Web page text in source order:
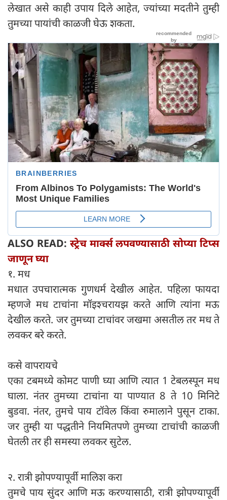
लेखात असे काही उपाय दिले आहेत, ज्यांच्या मदतीने तुम्ही
तुमच्या पायांची काळजी घेऊ शकता.
ALSO READ: स्ट्रेच मार्क्स लपवण्यासाठी सोप्या टिप्स
जाणून घ्या
१. मध
मधात उपचारात्मक गुणधर्म देखील आहेत. पहिला फायदा
म्हणजे मध टाचांना मॉइश्चरायझ करते आणि त्यांना मऊ
देखील करते. जर तुमच्या टाचांवर जखमा असतील तर मध ते
लवकर बरे करते.
कसे वापरायचे
एका टबमध्ये कोमट पाणी घ्या आणि त्यात 1 टेबलस्पून मध
घाला. नंतर तुमच्या टाचांना या पाण्यात 8 ते 10 मिनिटे
बुडवा. नंतर, तुमचे पाय टॉवेल किंवा रुमालाने पुसून टाका.
जर तुम्ही या पद्धतीने नियमितपणे तुमच्या टाचांची काळजी
घेतली तर ही समस्या लवकर सुटेल.
२. रात्री झोपण्यापूर्वी मालिश करा
तुमचे पाय सुंदर आणि मऊ करण्यासाठी, रात्री झोपण्यापूर्वी